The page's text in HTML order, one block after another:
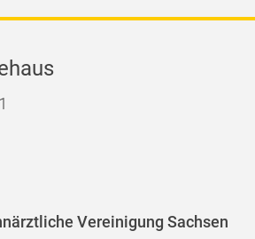
Vereinigung Sachsen